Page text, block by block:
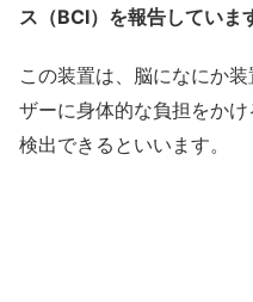
ス（BCI）を報告していま
この装置は、脳になにか
ザーに身体的な負担をか
検出できるといいます。